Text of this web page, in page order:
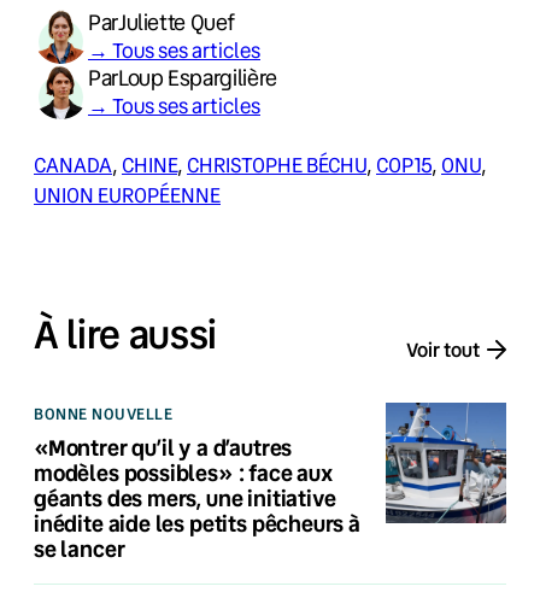
ParJuliette Quef
→ Tous ses articles
ParLoup Espargilière
→ Tous ses articles
CANADA, CHINE, CHRISTOPHE BÉCHU, COP15, ONU
UNION EUROPÉENNE
À lire aussi Voir tout
BONNE NOUVELLE
«Montrer qu’il y a d’autres
modèles possibles» : face aux
géants des mers, une initiative
inédite aide les petits pêcheurs à
se lancer